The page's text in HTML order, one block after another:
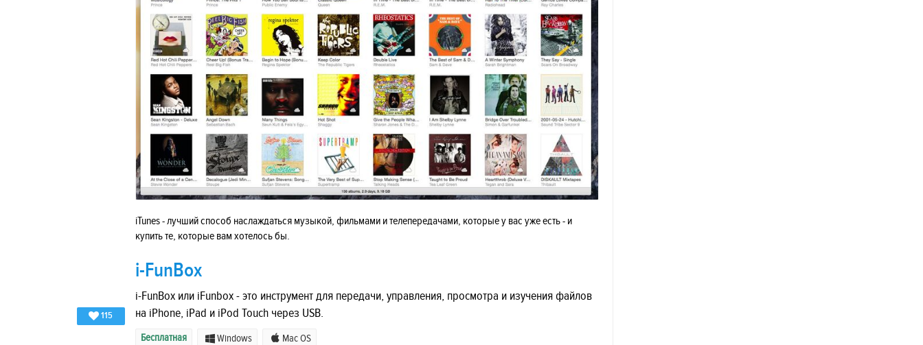
iTunes - лучший способ наслаждаться музыкой, фильмами и телепередачами, которые у вас уже есть - и
купить те, которые вам хотелось бы.
115
i-FunBox
i-FunBox или iFunbox - это инструмент для передачи, управления, просмотра и изучения файлов
на iPhone, iPad и iPod Touch через USB.
Бесплатная Windows Mac OS